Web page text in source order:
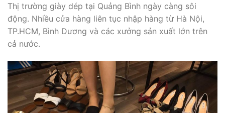
Thị trường giày dép tại Quảng Bình ngày càng sôi
động. Nhiều cửa hàng liên tục nhập hàng từ Hà Nội,
TP.HCM, Bình Dương và các xưởng sản xuất lớn trên
cả nước.